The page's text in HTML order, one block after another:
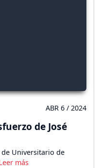
ABR 6 / 2024
de José
de Universitario de